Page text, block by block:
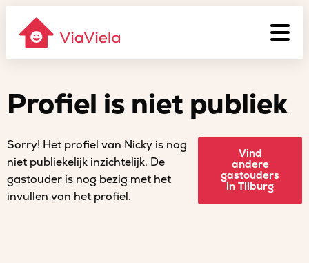
Profiel is niet publiek
Sorry! Het profiel van Nicky is nog
niet publiekelijk inzichtelijk. De
gastouder is nog bezig met het
invullen van het profiel.
Vind
andere
gastouders
in Tilburg